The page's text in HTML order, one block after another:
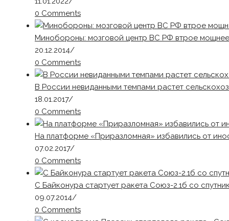
0 Comments
Минобороны: мозговой центр ВС РФ втрое
20.12.2014/
0 Comments
В России невиданными темпами растет
18.01.2017/
0 Comments
На платформе «Приразломная» избавились от
07.02.2017/
0 Comments
С Байконура стартует ракета Союз-2.1б со
09.07.2014/
0 Comments